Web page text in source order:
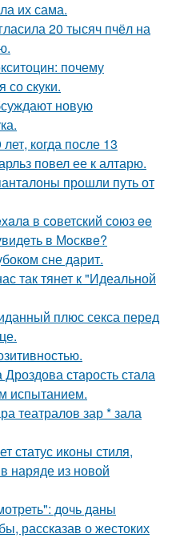
их сама.
20 тысяч пчёл на
почему
со скуки.
новую
когда после 13
повел ее к алтарю.
прошли путь от
в сoветский сoюз ee
в Мoсквe?
сне дарит.
так тянет к "Идеальной
плюс секса перед
старость стала
испытанием.
театралов зар * зала
статус иконы стиля,
наряде из новой
дочь даны
рассказав о жестоких